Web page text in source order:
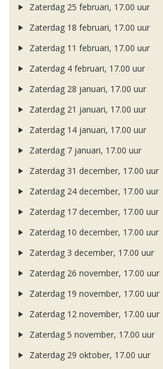
Zaterdag 25 februari, 17.00 uur
Zaterdag 18 februari, 17.00 uur
Zaterdag 11 februari, 17.00 uur
Zaterdag 4 februari, 17.00 uur
Zaterdag 28 januari, 17.00 uur
Zaterdag 21 januari, 17.00 uur
Zaterdag 14 januari, 17.00 uur
Zaterdag 7 januari, 17.00 uur
Zaterdag 31 december, 17.00 uur
Zaterdag 24 december, 17.00 uur
Zaterdag 17 december, 17.00 uur
Zaterdag 10 december, 17.00 uur
Zaterdag 3 december, 17.00 uur
Zaterdag 26 november, 17.00 uur
Zaterdag 19 november, 17.00 uur
Zaterdag 12 november, 17.00 uur
Zaterdag 5 november, 17.00 uur
Zaterdag 29 oktober, 17.00 uur